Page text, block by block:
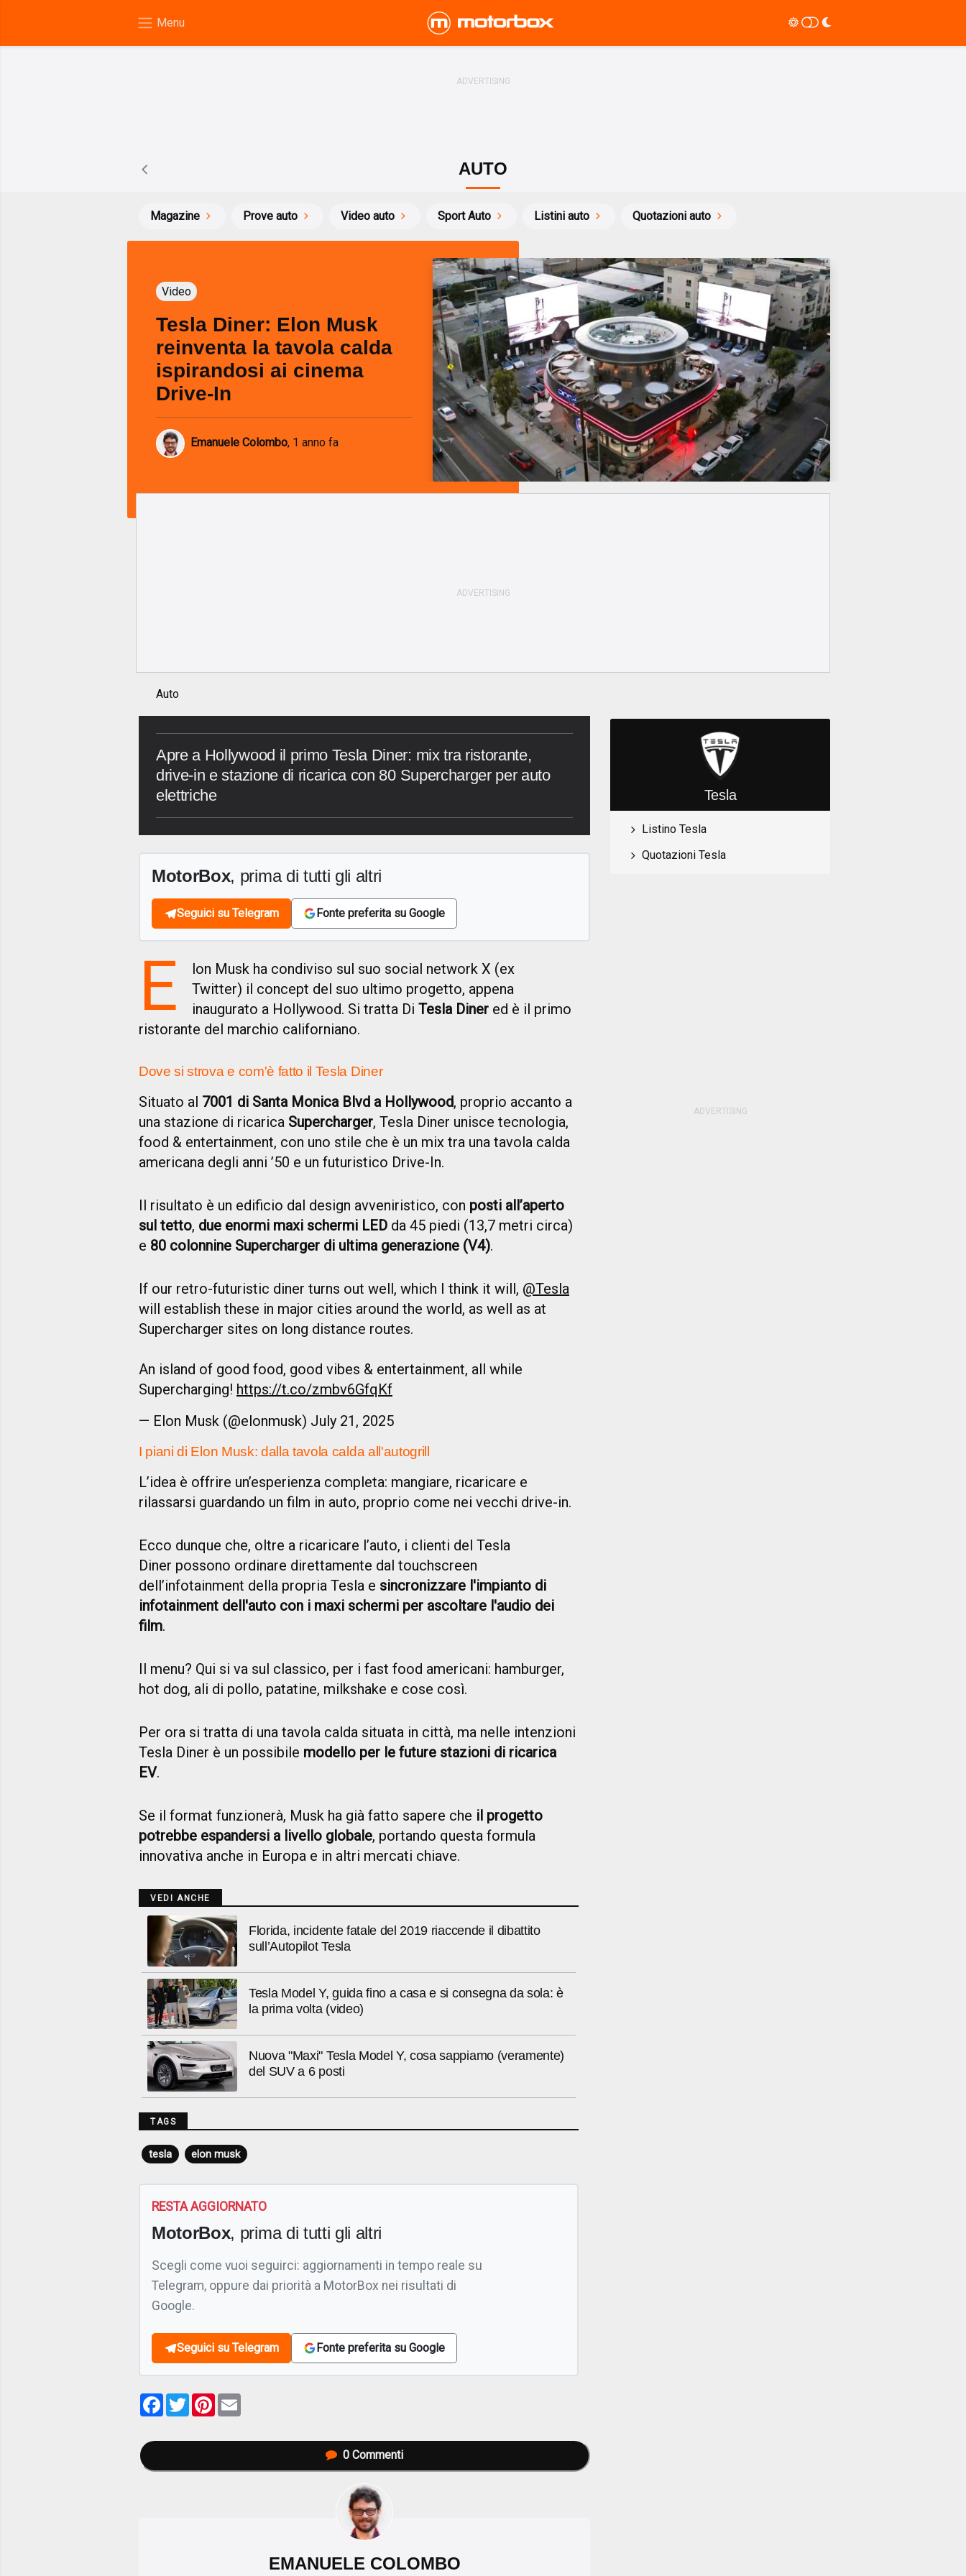
AUTO
Magazine Prove auto Video auto Sport Auto Listini auto Quotazioni auto
Video
Tesla Diner: Elon Musk
reinventa la tavola calda
ispirandosi ai cinema
Drive-In
Emanuele Colombo, 1 anno fa
Auto
Apre a Hollywood il primo Tesla Diner: mix tra ristorante,
drive-in e stazione di ricarica con 80 Supercharger per auto
elettriche
MotorBox, prima di tutti gli altri
Seguici su Telegram Fonte preferita su Google
E
lon Musk ha condiviso sul suo social network X (ex
Twitter) il concept del suo ultimo progetto, appena
inaugurato a Hollywood. Si tratta DiTesla Diner ed è il primo
ristorante del marchio californiano.
Dove si strova e com'è fatto il Tesla Diner
Situato al 7001 di Santa Monica Blvd a Hollywood, proprio accanto a
una stazione di ricarica Supercharger, Tesla Diner unisce tecnologia,
food & entertainment, con uno stile che è un mix tra una tavola calda
americana degli anni ’50 e un futuristico Drive-In.
Il risultato è un edificio dal design avveniristico, con posti all’aperto
sul tetto, due enormi maxi schermi LED da 45 piedi (13,7 metri circa)
e 80 colonnine Supercharger di ultima generazione (V4).
If our retro-futuristic diner turns out well, which I think it will, @Tesla
will establish these in major cities around the world, as well as at
Supercharger sites on long distance routes.
An island of good food, good vibes & entertainment, all while
Supercharging! https://t.co/zmbv6GfqKf
— Elon Musk (@elonmusk) July 21, 2025
I piani di Elon Musk: dalla tavola calda all'autogrill
L’idea è offrire un’esperienza completa: mangiare, ricaricare e
rilassarsi guardando un film in auto, proprio come nei vecchi drive-in.
Ecco dunque che, oltre a ricaricare l’auto, i clienti del Tesla
Diner possono ordinare direttamente dal touchscreen
dell’infotainment della propria Tesla e sincronizzare l'impianto di
infotainment dell'auto con i maxi schermi per ascoltare l'audio dei
film.
Il menu? Qui si va sul classico, per i fast food americani: hamburger,
hot dog, ali di pollo, patatine, milkshake e cose così.
Per ora si tratta di una tavola calda situata in città, ma nelle intenzioni
Tesla Diner è un possibile modello per le future stazioni di ricarica
EV.
Se il format funzionerà, Musk ha già fatto sapere che il progetto
potrebbe espandersi a livello globale, portando questa formula
innovativa anche in Europa e in altri mercati chiave.
VEDI ANCHE
Florida, incidente fatale del 2019 riaccende il dibattito
sull’Autopilot Tesla
Tesla Model Y, guida fino a casa e si consegna da sola: è
la prima volta (video)
Nuova "Maxi" Tesla Model Y, cosa sappiamo (veramente)
del SUV a 6 posti
TAGS
tesla elon musk
RESTA AGGIORNATO
MotorBox, prima di tutti gli altri
Scegli come vuoi seguirci: aggiornamenti in tempo reale su
Telegram, oppure dai priorità a MotorBox nei risultati di
Google.
Seguici su Telegram Fonte preferita su Google
Facebook
TwitterPinterest
0 Commenti
EMANUELE COLOMBO
Tesla
Listino Tesla
Quotazioni Tesla